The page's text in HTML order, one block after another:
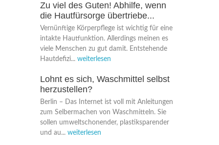
Zu viel des Guten! Abhilfe, wenn
die Hautfürsorge übertriebe...
Vernünftige Körperpflege ist wichtig für eine
intakte Hautfunktion. Allerdings meinen es
viele Menschen zu gut damit. Entstehende
Hautdefizi... weiterlesen
Lohnt es sich, Waschmittel selbst
herzustellen?
Berlin – Das Internet ist voll mit Anleitungen
zum Selbermachen von Waschmitteln. Sie
sollen umweltschonender, plastiksparender
und au... weiterlesen